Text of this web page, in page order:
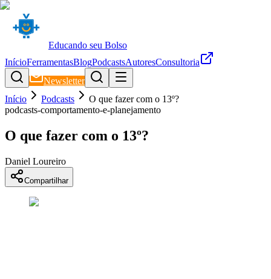
Educando seu Bolso
InícioFerramentasBlogPodcastsAutoresConsultoria
Newsletter
Início
Podcasts
O que fazer com o 13º?
podcasts-comportamento-e-planejamento
O que fazer com o 13º?
Daniel Loureiro
Compartilhar